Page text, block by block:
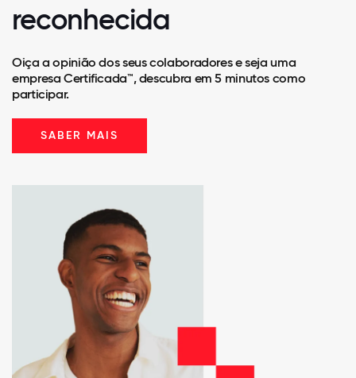
reconhecida
Oiça a opinião dos seus colaboradores e seja uma
empresa Certificada™, descubra em 5 minutos como
participar.
SABER MAIS